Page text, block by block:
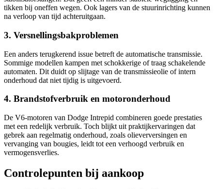
tikken bij oneffen wegen. Ook lagers van de stuurinrichting kunnen
na verloop van tijd achteruitgaan.
3. Versnellingsbakproblemen
Een anders terugkerend issue betreft de automatische transmissie.
Sommige modellen kampen met schokkerige of traag schakelende
automaten. Dit duidt op slijtage van de transmissieolie of intern
onderhoud dat niet tijdig is uitgevoerd.
4. Brandstofverbruik en motoronderhoud
De V6-motoren van Dodge Intrepid combineren goede prestaties
met een redelijk verbruik. Toch blijkt uit praktijkervaringen dat
gebrek aan regelmatig onderhoud, zoals olieverversingen en
vervanging van bougies, leidt tot een verhoogd verbruik en
vermogensverlies.
Controlepunten bij aankoop